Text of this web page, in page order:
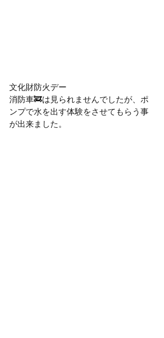
文化財防火デー
消防車🚒は見られませんでしたが、ポ
ンプで水を出す体験をさせてもらう事
が出来ました。